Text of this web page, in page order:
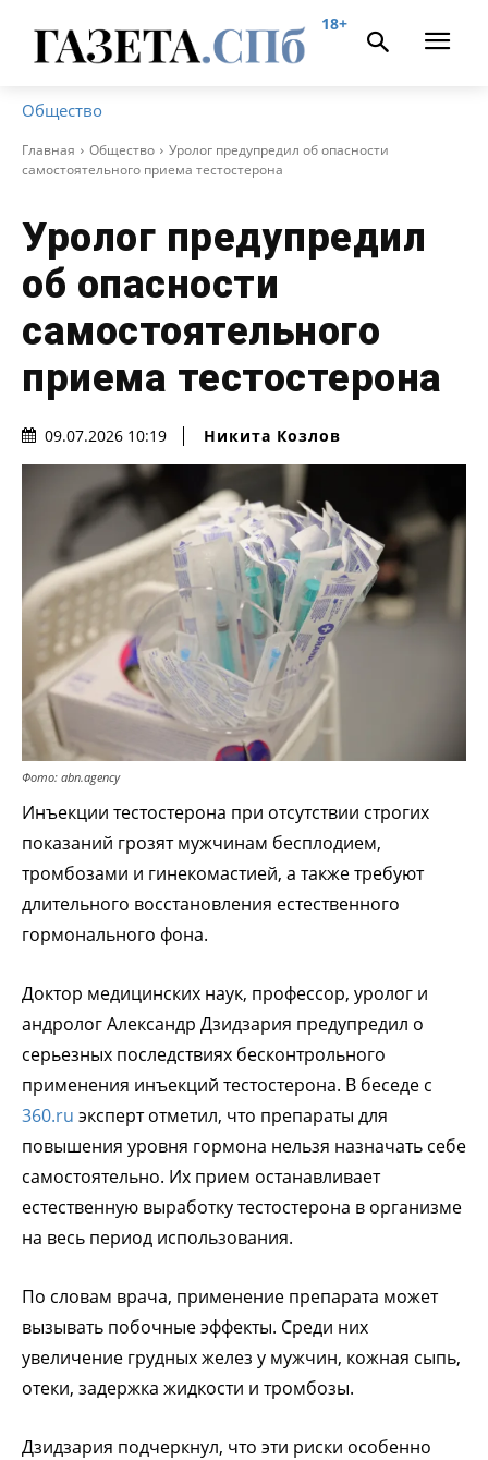
18+
Общество
Главная Общество
Уролог предупредил об опасности
самостоятельного приема тестостерона
Уролог предупредил
об опасности
самостоятельного
приема тестостерона
09.07.2026 10:19 Никита Козлов
Фото: abn.agency
Инъекции тестостерона при отсутствии строгих
показаний грозят мужчинам бесплодием,
тромбозами и гинекомастией, а также требуют
длительного восстановления естественного
гормонального фона.
Доктор медицинских наук, профессор, уролог и
андролог Александр Дзидзария предупредил о
серьезных последствиях бесконтрольного
применения инъекций тестостерона. В беседе с
360.ru эксперт отметил, что препараты для
повышения уровня гормона нельзя назначать себе
самостоятельно. Их прием останавливает
естественную выработку тестостерона в организме
на весь период использования.
По словам врача, применение препарата может
вызывать побочные эффекты. Среди них
увеличение грудных желез у мужчин, кожная сыпь,
отеки, задержка жидкости и тромбозы.
Дзидзария подчеркнул, что эти риски особенно